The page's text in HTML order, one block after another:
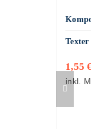
1,55
inkl.